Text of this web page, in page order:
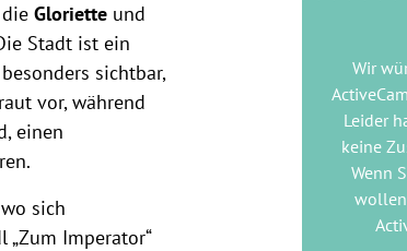
Gloriette und
Stadt ist ein
sichtbar,
vor, während
einen
sich
Imperator“
Wir
Leider
keine
Wenn